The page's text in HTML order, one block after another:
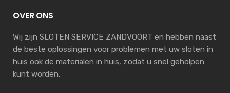
OVER ONS
Wij zijn SLOTEN SERVICE ZANDVOORT en hebben naast
de beste oplossingen voor problemen met uw sloten in
huis ook de materialen in huis, zodat u snel geholpen
kunt worden.